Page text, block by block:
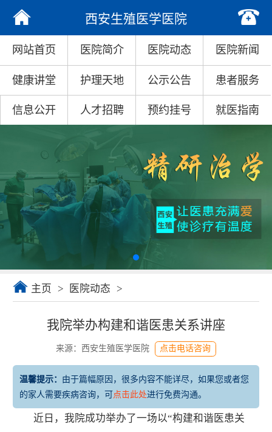
西安生殖医学医院
网站首页 医院简介 医院动态 医院新闻
健康讲堂 护理天地 公示公告 患者服务
信息公开 人才招聘 预约挂号 就医指南
主页 > 医院动态 >
我院举办构建和谐医患关系讲座
来源：西安生殖医学医院 点击电话咨询
温馨提示： 由于篇幅原因，很多内容不能详尽，如果您或者您
的家人需要疾病咨询，可 点击此处进行免费沟通。
近日，我院成功举办了一场以“构建和谐医患关